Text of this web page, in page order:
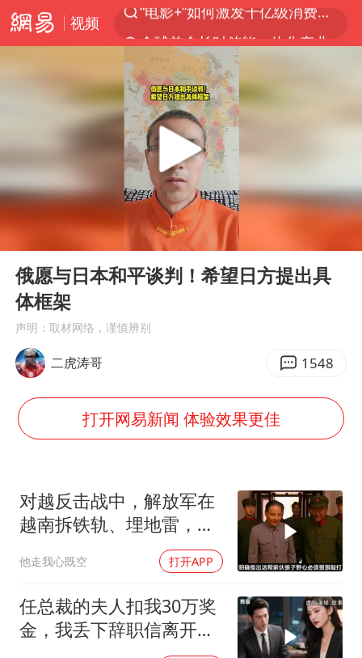
视频
U17国足三连胜晋级明日之星半决赛
胜宏科技：股票交易异常波动
美股存储板块集体大跌
国乒男单横滨冠军赛全军覆没
“今天得有40℃了吧 为啥还不预警”
胡彦斌获《歌手2026》歌王
夯实基础开新局
Play
俄愿与日本和平谈判！希望日方提出具
体框架
声明：取材网络，谨慎辨别
二虎涛哥 1548
打开网易新闻 体验效果更佳
对越反击战中，解放军在
越南拆铁轨、埋地雷，是
他走我心既空 打开APP
任总裁的夫人扣我30万奖
金，我丢下辞职信离开，
当晚她慌忙问：甲方只和